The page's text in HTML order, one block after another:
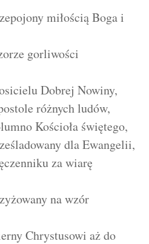
miłością Boga i
gorliwości
Dobrej Nowiny,
różnych ludów,
Kościoła świętego,
dla Ewangelii,
za wiarę
na wzór
Chrystusowi aż do